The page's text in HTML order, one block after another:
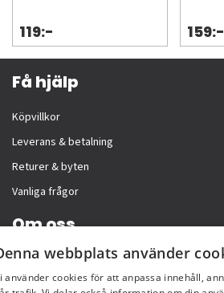
119:- 159:-
Få hjälp
Köpvillkor
Leverans & betalning
Returer & byten
Vanliga frågor
Om oss
Företagsinformation
webbplats använder
använder cookies för att anpassa innehåll,